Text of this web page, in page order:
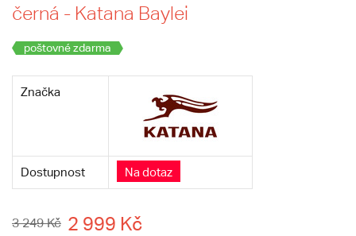
černá - Katana Baylei
poštovné zdarma
Značka
Dostupnost Na dotaz
3 249 Kč 2 999 Kč